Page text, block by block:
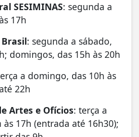
SESIMINAS: segunda a
17h
: segunda a sábado,
domingos, das 15h às 20h
a domingo, das 10h às
22h
Artes e Ofícios: terça a
às 17h (entrada até 16h30);